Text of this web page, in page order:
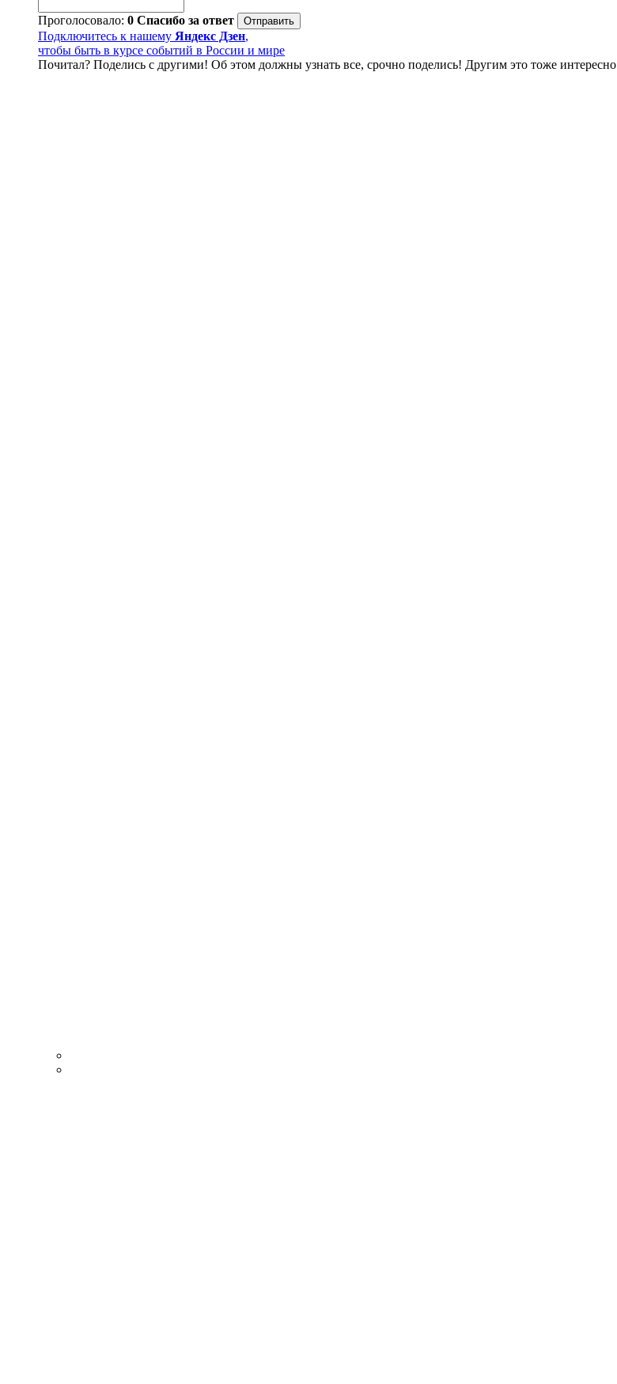
Проголосовало: 0 Спасибо за ответ
Подключитесь к нашему Яндекс Дзен,
чтобы быть в курсе событий в России и мире
Почитал? Поделись с другими! Об этом должны узнать все, срочно поделись! Другим это тоже интересно